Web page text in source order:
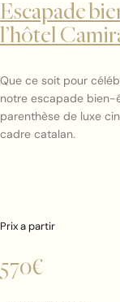
Escapade
l’hôtel
Que ce soit pour
notre escapade bien-
parenthèse de luxe
cadre catalan.
Prix a partir
570€